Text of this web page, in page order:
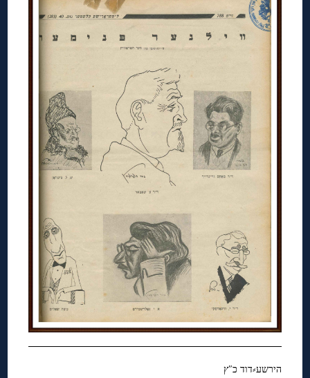
הירשע⸗דוד כ″ץ